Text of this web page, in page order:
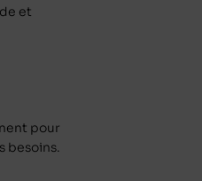
et
pour
besoins.